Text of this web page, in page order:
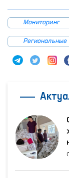
Мониторинг
Региональные